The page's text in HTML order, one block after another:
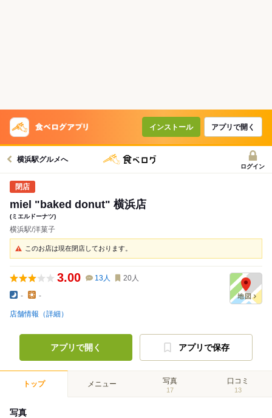
インストール アプリで開く
横浜駅グルメへ
ログイン
miel "baked donut" 横浜店
(ミエルドーナツ)
横浜駅/洋菓子
このお店は現在閉店しております。
3.00 13人 20人
- -
店舗情報（詳細）
アプリで開く アプリで保存
トップ メニュー 写真
17
口コミ
13
写真